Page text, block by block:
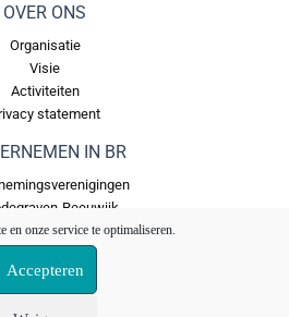
en onze service te optimaliseren.
Accepteren
OVER ONS
Organisatie
Visie
Activiteiten
statement
IN BR
Reeuwijk
in
Reeuwijk
Ons Fonds